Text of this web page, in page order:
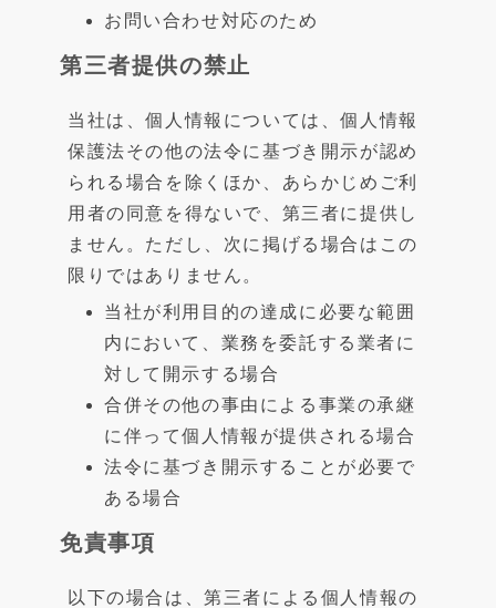
お問い合わせ対応のため
第三者提供の禁止
当社は、個人情報については、個人情報
保護法その他の法令に基づき開示が認め
られる場合を除くほか、あらかじめご利
用者の同意を得ないで、第三者に提供し
ません。ただし、次に掲げる場合はこの
限りではありません。
当社が利用目的の達成に必要な範囲
内において、業務を委託する業者に
対して開示する場合
合併その他の事由による事業の承継
に伴って個人情報が提供される場合
法令に基づき開示することが必要で
ある場合
免責事項
以下の場合は、第三者による個人情報の